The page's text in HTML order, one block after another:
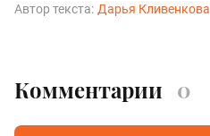
Автор текста: Дарья Кливенкова
Комментарии 0